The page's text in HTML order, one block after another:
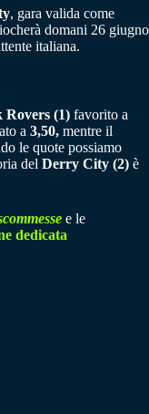
, gara valida come
domani 26 giugno
italiana.
Rovers (1) favorito a
a 3,50, mentre il
le quote possiamo
del Derry City (2) è
e le
dedicata